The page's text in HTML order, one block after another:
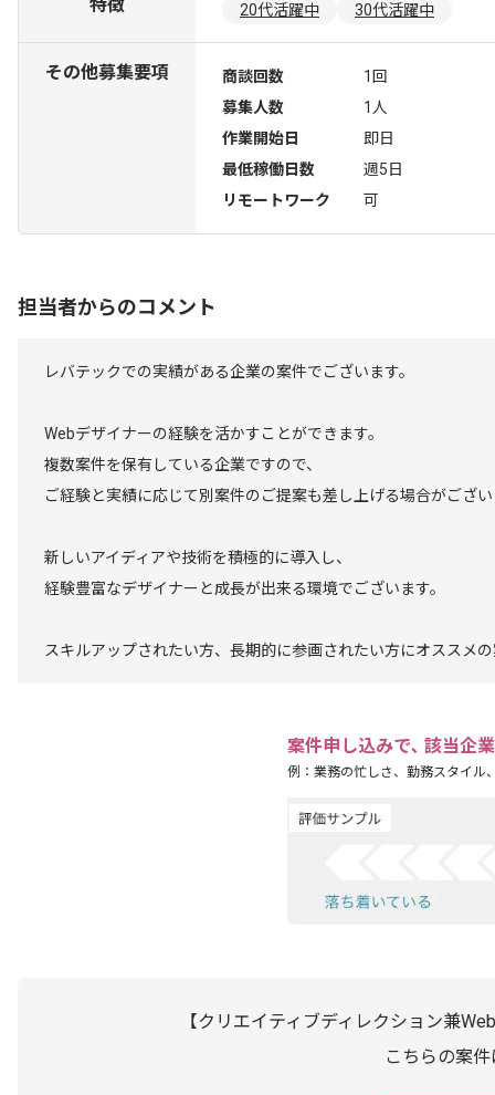
特徴 20代活躍中 30代活躍中
その他募集要項 商談回数
1回
募集人数
1人
作業開始日
即日
最低稼働日数
週5日
リモートワーク
可
担当者からのコメント
レバテックでの実績がある企業の案件でございます。
Webデザイナーの経験を活かすことができます。
複数案件を保有している企業ですので、
ご経験と実績に応じて別案件のご提案も差し上げる場合がござ
新しいアイディアや技術を積極的に導入し、
経験豊富なデザイナーと成長が出来る環境でございます。
スキルアップされたい方、長期的に参画されたい方にオススメ
案件申し込みで､ 該当企
例：業務の忙しさ、勤務スタイル
【クリエイティブディレクション兼
こちらの案